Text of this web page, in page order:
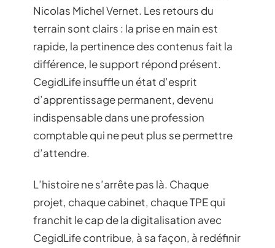
Nicolas Michel Vernet. Les retours du
terrain sont clairs : la prise en main est
rapide, la pertinence des contenus fait la
différence, le support répond présent.
CegidLife insuffle un état d’esprit
d’apprentissage permanent, devenu
indispensable dans une profession
comptable qui ne peut plus se permettre
d’attendre.
L’histoire ne s’arrête pas là. Chaque
projet, chaque cabinet, chaque TPE qui
franchit le cap de la digitalisation avec
CegidLife contribue, à sa façon, à redéfinir